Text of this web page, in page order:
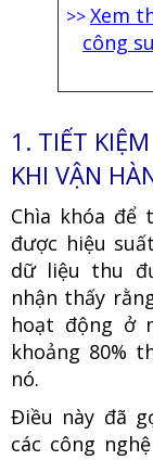
>>Xem
công
1. TIẾT
KHI VẬN
Chìa khóa để
được hiệu
dữ liệu thu
nhận thấy
hoạt động ở
khoảng 80%
nó.
Điều này đã
các công